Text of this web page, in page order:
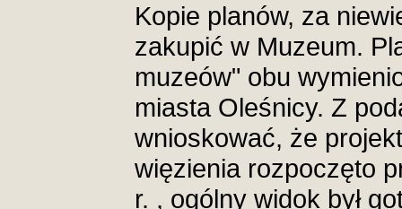
Kopie planów, za
zakupić w Muzeum.
muzeów" obu
miasta Oleśnicy. Z
wnioskować, że
więzienia rozpoczęto
r. , ogólny widok był